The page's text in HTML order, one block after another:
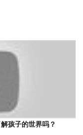
孩子的世界吗？